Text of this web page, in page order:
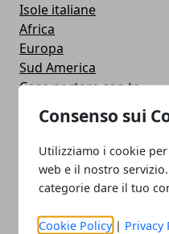
Consenso sui
Utilizziamo i cookie
web e il nostro
categorie dare il tuo
Cookie Policy | Privacy
Isole italiane
Africa
Europa
Sud America
Cosa portare con te
Voli aerei
America centrale
Racconti di viaggio
Oceania
Crociere
Esperienze